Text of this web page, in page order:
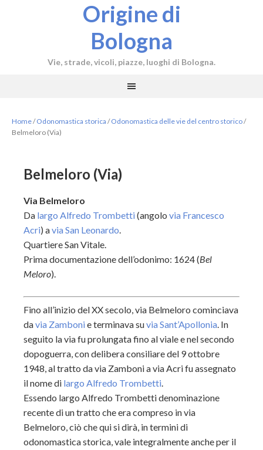
Origine di
Bologna
Vie, strade, vicoli, piazze, luoghi di Bologna.
Home/ Odonomastica storica / Odonomastica delle vie del centro storico/
Belmeloro (Via)
Belmeloro (Via)
Via Belmeloro
Da largo Alfredo Trombetti(angolo via Francesco
Acri) avia San Leonardo.
Quartiere San Vitale.
Prima documentazione dell’odonimo: 1624 (Bel
Meloro).
Fino all’inizio del XX secolo, via Belmeloro cominciava
davia Zambonie terminava suvia Sant’Apollonia. In
seguito la via fu prolungata fino al viale e nel secondo
dopoguerra, con delibera consiliare del 9 ottobre
1948, al tratto da via Zamboni a via Acri fu assegnato
il nome di largo Alfredo Trombetti.
Essendo largo Alfredo Trombetti denominazione
recente di un tratto che era compreso in via
Belmeloro, ciò che qui si dirà, in termini di
odonomastica storica, vale integralmente anche per il